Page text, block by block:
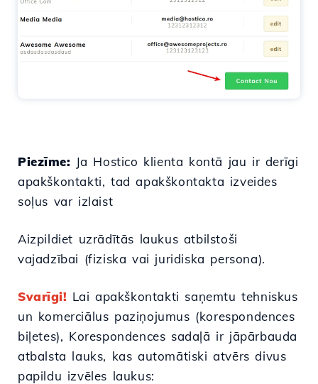
Piezīme: Ja Hostico klienta kontā jau ir derīgi
apakškontakti, tad apakškontakta izveides
soļus var izlaist
Aizpildiet uzrādītās laukus atbilstoši
vajadzībai (fiziska vai juridiska persona).
Svarīgi! Lai apakškontakti saņemtu tehniskus
un komerciālus paziņojumus (korespondences
biļetes), Korespondences sadaļā ir jāpārbauda
atbalsta lauks, kas automātiski atvērs divus
papildu izvēles laukus: